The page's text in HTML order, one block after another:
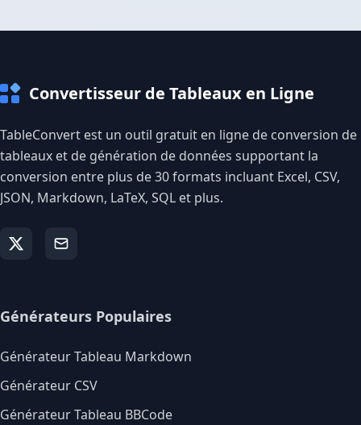
Convertisseur de Tableaux en Ligne
TableConvert est un outil gratuit en ligne de conversion de
tableaux et de génération de données supportant la
conversion entre plus de 30 formats incluant Excel, CSV,
JSON, Markdown, LaTeX, SQL et plus.
Générateurs Populaires
Générateur Tableau Markdown
Générateur CSV
Générateur Tableau BBCode